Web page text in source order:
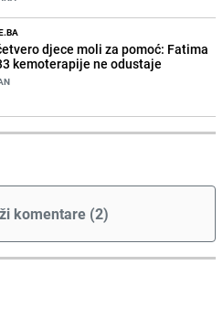
djece moli za pomoć: Fatima
kemoterapije ne odustaje
komentare (2)